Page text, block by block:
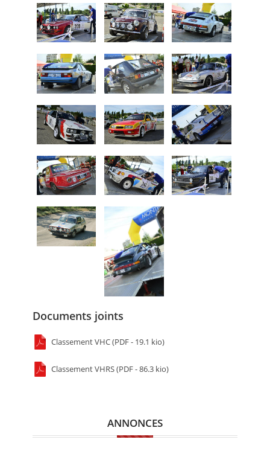
Documents joints
Classement VHC (PDF - 19.1 kio)
Classement VHRS (PDF - 86.3 kio)
ANNONCES